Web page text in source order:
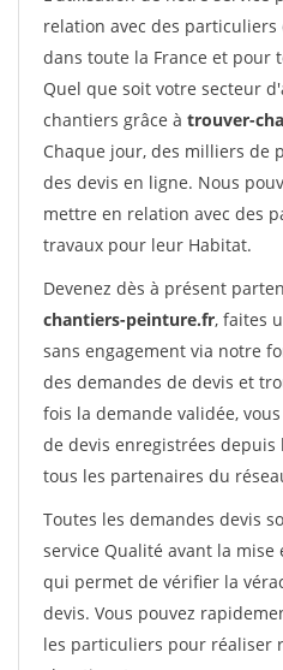
relation avec des
dans toute la France et pour
Quel que soit votre secteur
chantiers grâce à trouver-
Chaque jour, des milliers de
des devis en ligne. Nous
mettre en relation avec des
travaux pour leur Habitat.
Devenez dès à présent
chantiers-peinture.fr, faites
sans engagement via notre
des demandes de devis et
fois la demande validée,
de devis enregistrées
tous les partenaires du
Toutes les demandes devis
service Qualité avant la mise
qui permet de vérifier la
devis. Vous pouvez
les particuliers pour réaliser